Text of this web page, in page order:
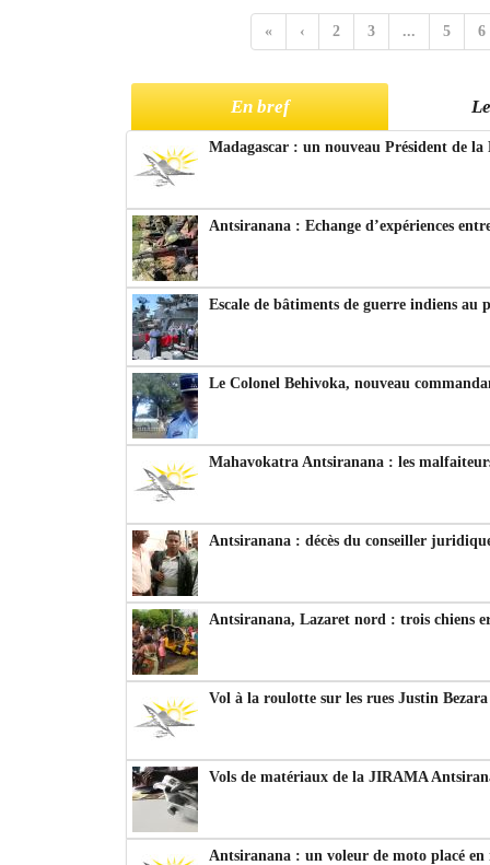
« ‹ 2 3 ... 5 6
En bref
Madagascar : un nouveau Président de
Antsiranana : Echange d’expériences
Escale de bâtiments de guerre indiens au
Le Colonel Behivoka, nouveau
Mahavokatra Antsiranana : les
Antsiranana : décès du conseiller
Antsiranana, Lazaret nord : trois chiens
Vol à la roulotte sur les rues Justin
Vols de matériaux de la JIRAMA
Antsiranana : un voleur de moto placé en